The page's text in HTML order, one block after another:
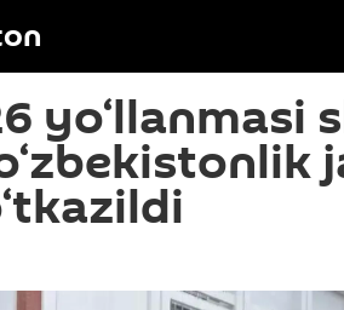
yo‘llanmasi